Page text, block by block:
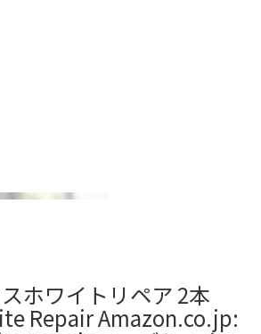
ホワイトリペア 2本
Repair Amazon.co.jp: